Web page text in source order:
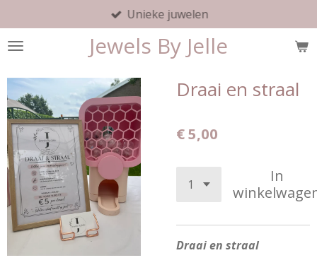
direct
naar
hoofdinhoud
Jewels By Jelle
Unieke juwelen
Draai en straal
€ 5,00
In
Draai en straal